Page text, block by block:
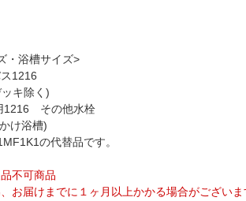
・浴槽サイズ>
1216
キ除く)
1216 その他水栓
け浴槽)
の代替品です。
不可商品
お届けまでに１ヶ月以上かかる場合がございま